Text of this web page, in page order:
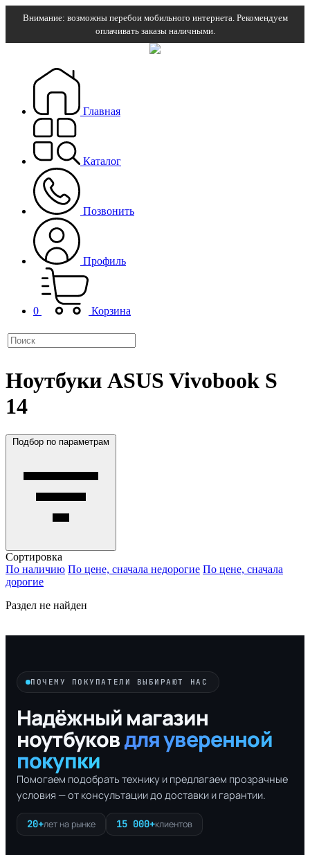
Внимание: возможны перебои мобильного интернета. Рекомендуем
оплачивать заказы наличными.
Главная
Каталог
Позвонить
Профиль
0 Корзина
Ноутбуки ASUS Vivobook S
14
Подбор по параметрам
Сортировка
По наличию По цене, сначала недорогие По цене, сначала
дорогие
Раздел не найден
ПОЧЕМУ ПОКУПАТЕЛИ ВЫБИРАЮТ НАС
Надёжный магазин
ноутбуковдля уверенной
покупки
Помогаем подобрать технику и предлагаем прозрачные
условия — от консультации до доставки и гарантии.
20+лет на рынке 15 000+клиентов